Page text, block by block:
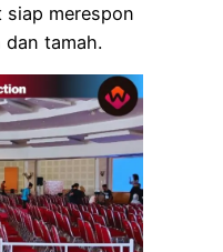
merespon
dan tamah.